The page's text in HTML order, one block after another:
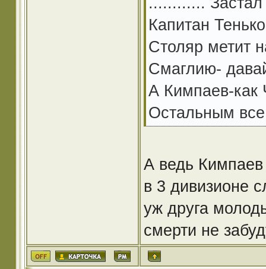
Капитан
Столяр метит
Смаглию-
А Кимпаев-как
Остальным
А ведь
в 3 дивизионе
уж друга
смерти не